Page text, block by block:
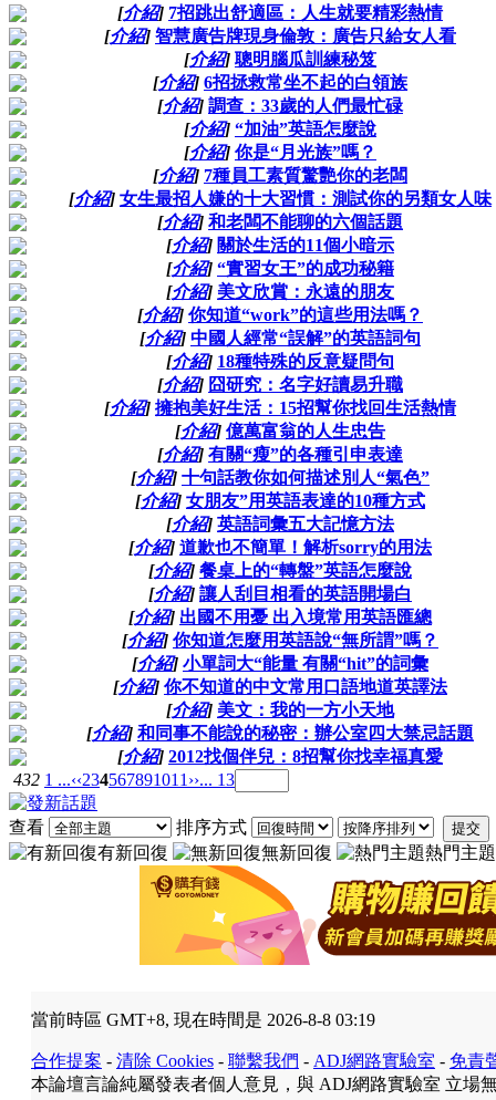
[介紹] 7招跳出舒適區：人生就要精彩熱情
[介紹] 智慧廣告牌現身倫敦：廣告只給女人看
[介紹] 聰明腦瓜訓練秘笈
[介紹] 6招拯救常坐不起的白領族
[介紹] 調查：33歲的人們最忙碌
[介紹] “加油”英語怎麼說
[介紹] 你是“月光族”嗎？
[介紹] 7種員工素質驚艷你的老闆
[介紹] 女生最招人嫌的十大習慣：測試你的另類女人味
[介紹] 和老闆不能聊的六個話題
[介紹] 關於生活的11個小暗示
[介紹] “實習女王”的成功秘籍
[介紹] 美文欣賞：永遠的朋友
[介紹] 你知道“work”的這些用法嗎？
[介紹] 中國人經常“誤解”的英語詞句
[介紹] 18種特殊的反意疑問句
[介紹] 囧研究：名字好讀易升職
[介紹] 擁抱美好生活：15招幫你找回生活熱情
[介紹] 億萬富翁的人生忠告
[介紹] 有關“瘦”的各種引申表達
[介紹] 十句話教你如何描述別人“氣色”
[介紹] 女朋友”用英語表達的10種方式
[介紹] 英語詞彙五大記憶方法
[介紹] 道歉也不簡單！解析sorry的用法
[介紹] 餐桌上的“轉盤”英語怎麼說
[介紹] 讓人刮目相看的英語開場白
[介紹] 出國不用憂 出入境常用英語匯總
[介紹] 你知道怎麼用英語說“無所謂”嗎？
[介紹] 小單詞大“能量 有關“hit”的詞彙
[介紹] 你不知道的中文常用口語地道英譯法
[介紹] 美文：我的一方小天地
[介紹] 和同事不能說的秘密：辦公室四大禁忌話題
[介紹] 2012找個伴兒：8招幫你找幸福真愛
432 1 ...‹‹234567891011 ››... 13
查看 排序方式 提交
有新回復 無新回復 熱門主題
當前時區 GMT+8, 現在時間是 2026-8-8 03:19
合作提案 - 清除 Cookies - 聯繫我們 - ADJ網路實驗室 - 免責
本論壇言論純屬發表者個人意見，與 ADJ網路實驗室 立場